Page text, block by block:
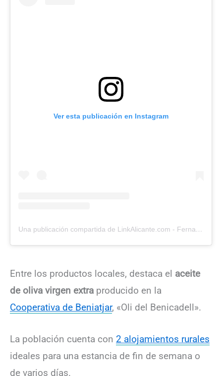
Ver esta publicación en Instagram
Una publicación compartida de LinkAlicante.com - Fernando Prieto (@linkalicante)
Entre los productos locales, destaca el aceite
de oliva virgen extra producido en la
Cooperativa de Beniatjar, «Oli del Benicadell».
La población cuenta con 2 alojamientos rurales
ideales para una estancia de fin de semana o
de varios días.